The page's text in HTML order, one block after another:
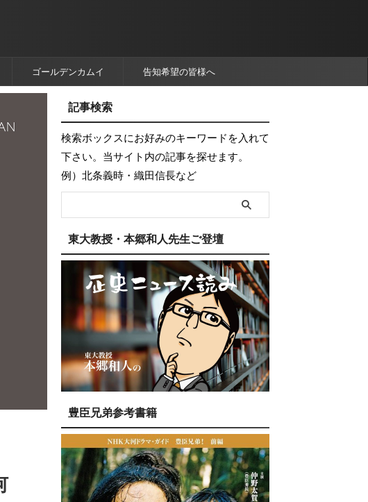
ゴールデンカムイ 告知希望の皆様へ
記事検索
検索ボックスにお好みのキーワードを入れて
下さい。当サイト内の記事を探せます。
例）北条義時・織田信長など
東大教授・本郷和人先生ご登壇
豊臣兄弟参考書籍